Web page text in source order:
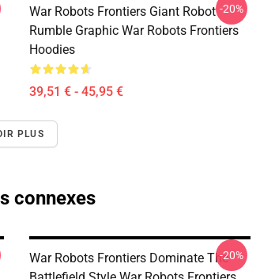
War Robots Frontiers Giant Robot
Rumble Graphic War Robots Frontiers
Hoodies
39,51 € - 45,95 €
-20%
PLUS
connexes
War Robots Frontiers Dominate The-20%